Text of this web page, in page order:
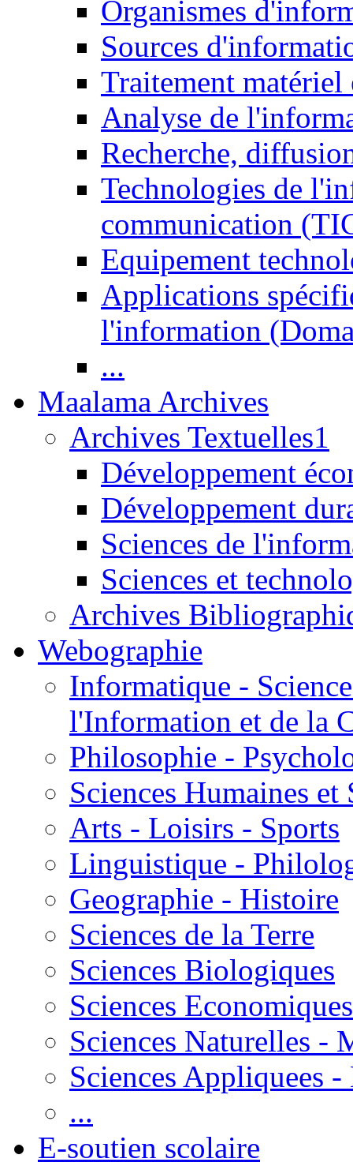
Organismes
Sources
Traitement matériel
Analyse de
Recherche,
Technologies de
communication
Equipement
Applications
l'information
...
Maalama Archives
Archives Textuelles1
Développement
Développement
Sciences de
Sciences et
Archives
Webographie
Informatique -
l'Information et de la
Philosophie -
Sciences Humaines et
Arts - Loisirs - Sports
Linguistique -
Geographie - Histoire
Sciences de la Terre
Sciences Biologiques
Sciences Economiques
Sciences Naturelles -
Sciences Appliquees
...
E-soutien scolaire